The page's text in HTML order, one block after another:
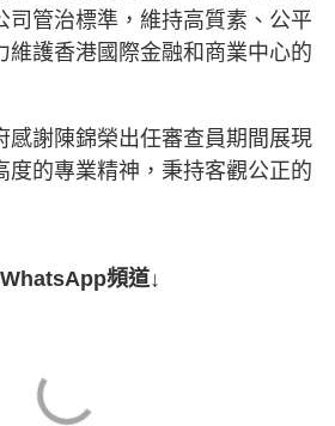
司管治標準，維持高質素、公平
維護香港國際金融和商業中心的
感謝陳錦榮出任審查員期間展現
度的專業精神，秉持客觀公正的
頻道↓